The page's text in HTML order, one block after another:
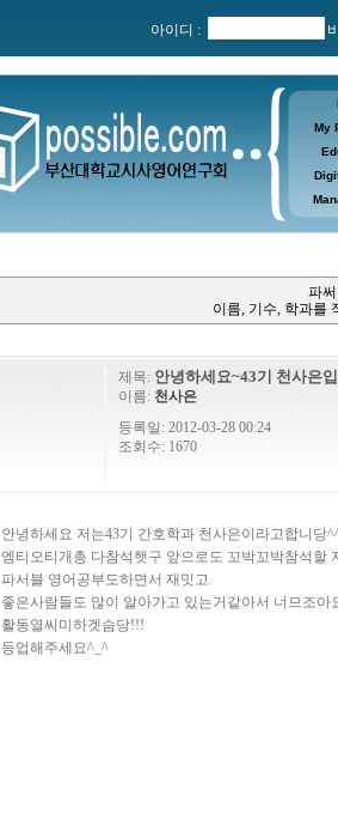
아이디 :
My
파
이름, 기수, 학과를
제목: 안녕하세요~43기 천사은
이름: 천사은
등록일: 2012-03-28 00:24
조회수: 1670
안녕하세요 저는43기 간호학과 천사은이라고합니당
엠티오티개총 다참석햇구 앞으로도 꼬박꼬박참석할
파서블 영어공부도하면서 재밋고
좋은사람들도 많이 알아가고 있는거같아서 너므조아
활동열씨미하겟슴당!!!
등업해주세요^_^